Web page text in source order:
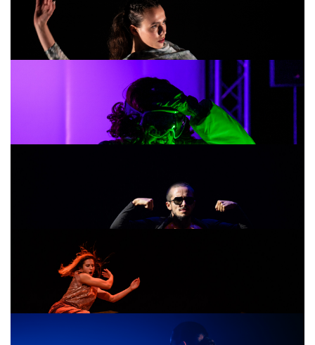
/ Cacá Otto Reuss e Duarte
FINAL GIRL/ Rina Marques e Rui Paixão